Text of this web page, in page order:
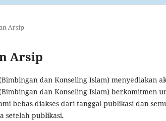
Arsip
Arsip
dan Konseling Islam) menyediakan
dan Konseling Islam) berkomitmen
bebas diakses dari tanggal publikasi dan
setelah publikasi.